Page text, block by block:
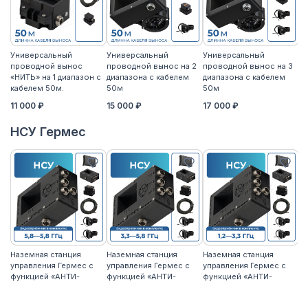
Универсальный
проводной вынос
«НИТЬ» на 1 диапазон с
кабелем 50м.
11 000 ₽
Универсальный
проводной вынос на 2
диапазона с кабелем
50м
15 000 ₽
Универсальный
проводной вынос на 3
диапазона с кабелем
50м
17 000 ₽
НСУ Гермес
Наземная станция
управления Гермес с
функцией «АНТИ-
Наземная станция
управления Гермес с
функцией «АНТИ-
Наземная станция
управления Гермес с
функцией «АНТИ-